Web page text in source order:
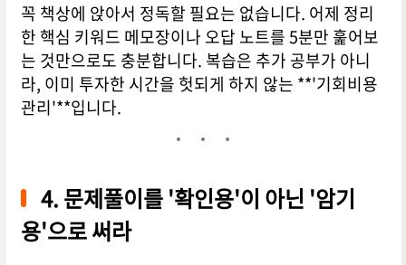
꼭 책상에 앉아서 정독할 필요는 없습니다. 어제 정리
한 핵심 키워드 메모장이나 오답 노트를 5분만 훑어보
는 것만으로도 충분합니다. 복습은 추가 공부가 아니
라, 이미 투자한 시간을 헛되게 하지 않는 **'기회비용
관리'**입니다.
4. 문제풀이를 '확인용'이 아닌 '암기
용'으로 써라